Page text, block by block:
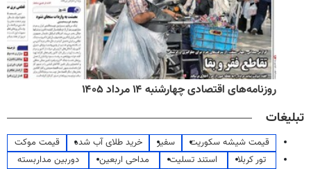
روزنامه‌های اقتصادی چهارشنبه ۱۴ مرداد ۱۴۰۵
تبلیغات
قیمت شیشه سکوریت سفیر خرید طلای آب شده
قیمت موکت
تور کربلا
استند تسلیت مداحی اربعین
دوربین مداربسته